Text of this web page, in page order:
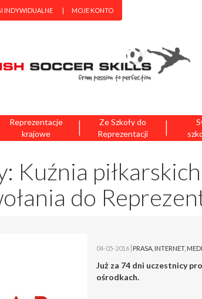
INDYWIDUALNE MOJE KONTO
Reprezentacje
krajowe
Ze Szkoły do
Reprezentacji
| |
Kuźnia
do
04-05-2016 PRASA INTERNET,
Już za 74 dni uczestnicy
ośrodkach.